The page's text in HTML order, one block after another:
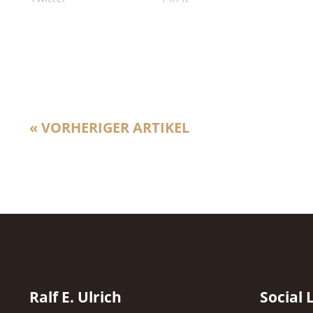
« VORHERIGER ARTIKEL
Ralf E. Ulrich Social